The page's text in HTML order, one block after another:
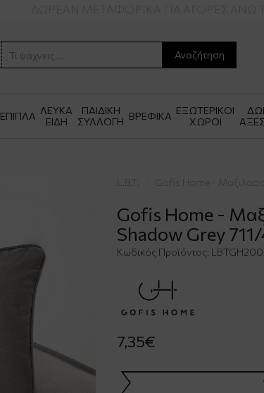
ΔΩΡΕΑΝ ΜΕΤΑΦΟΡΙΚΑ ΓΙΑ ΑΓΟΡΕΣ ΑΝΩ
Αναζήτηση
ΕΠΙΠΛΑ ΛΕΥΚΑ
ΕΙΔΗ
ΠΑΙΔΙΚΗ
ΣΥΛΛΟΓΗ ΒΡΕΦΙΚΑ ΕΞΩΤΕΡΙΚΟΙ
ΧΩΡΟΙ
L.B.T. Gofis Home -
Gofis Home -
Shadow Grey
Κωδικός Προϊόντος:
7,35€